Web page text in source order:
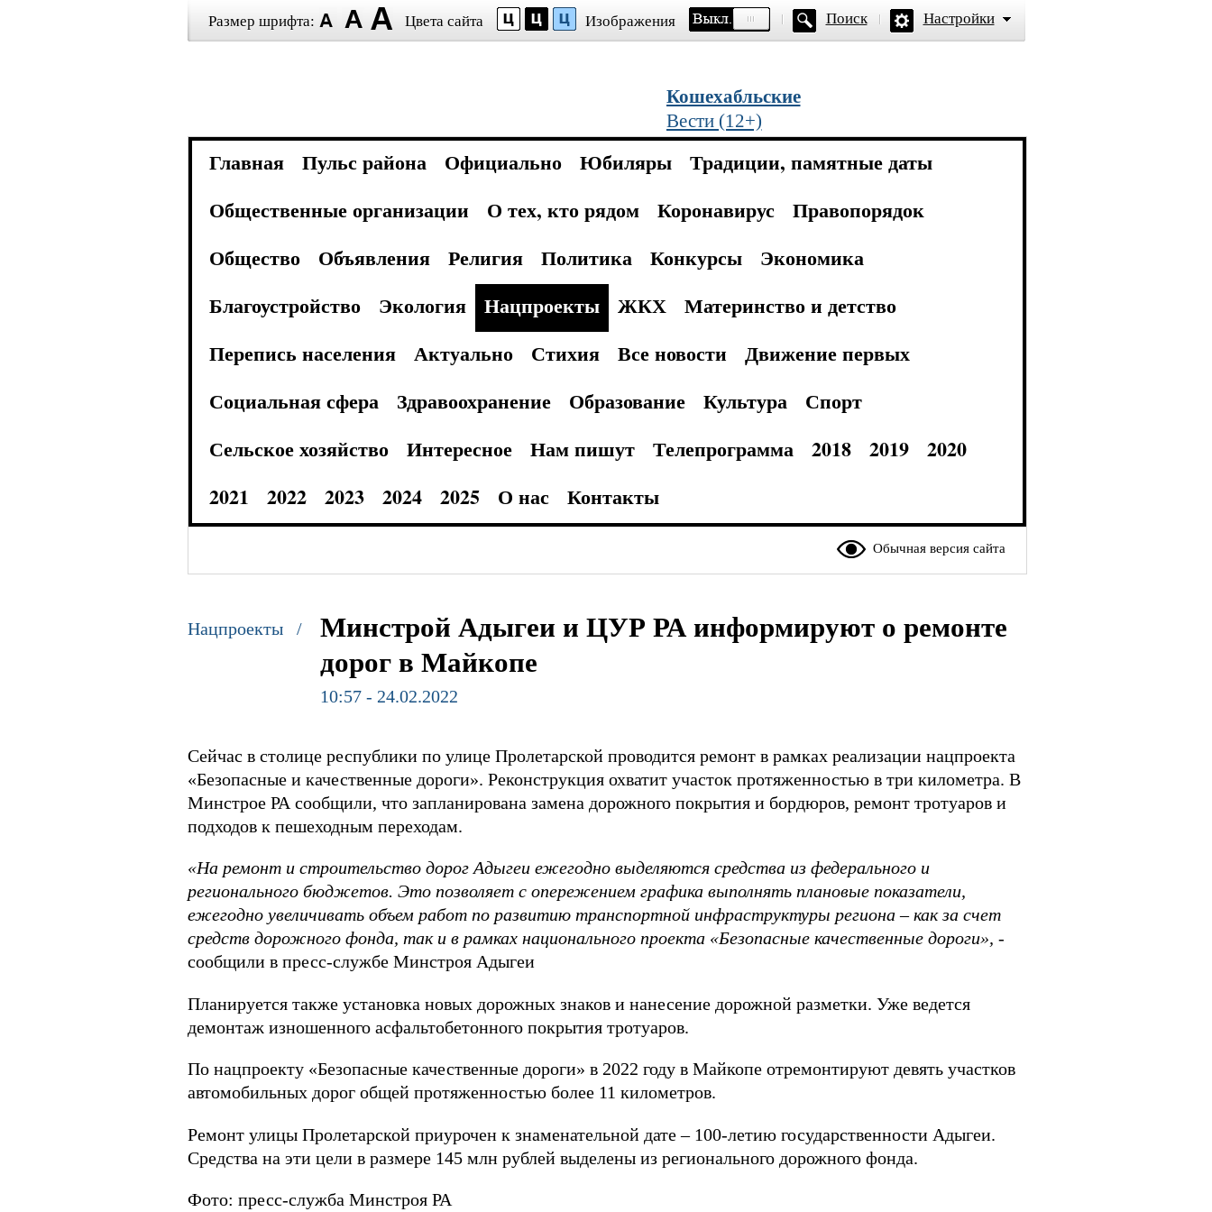
Размер шрифта: Цвета сайта Изображения Поиск Настройки
Кошехабльские
Вести (12+)
Главная Пульс района Официально Юбиляры
Традиции, памятные даты
Общественные организации
О тех, кто рядом Коронавирус
Правопорядок
Общество
Объявления Религия Политика Конкурсы
Экономика
Благоустройство
Экология Нацпроекты ЖКХ
Материнство и детство
Перепись населения
Актуально Стихия Все новости
Движение первых
Социальная сфера
Здравоохранение Образование Культура
Спорт
Сельское хозяйство
Интересное Нам пишут Телепрограмма 2018 2019
2020
2021
2022 2023 2024 2025 О нас Контакты
Обычная версия сайта
Нацпроекты /
Минстрой Адыгеи и ЦУР РА информируют о ремонте
дорог в Майкопе
10:57 - 24.02.2022
Сейчас в столице республики по улице Пролетарской проводится ремонт в рамках реализации нацпроекта
«Безопасные и качественные дороги». Реконструкция охватит участок протяженностью в три километра. В
Минстрое РА сообщили, что запланирована замена дорожного покрытия и бордюров, ремонт тротуаров и
подходов к пешеходным переходам.
«На ремонт и строительство дорог Адыгеи ежегодно выделяются средства из федерального и
регионального бюджетов. Это позволяет с опережением графика выполнять плановые показатели,
ежегодно увеличивать объем работ по развитию транспортной инфраструктуры региона – как за счет
средств дорожного фонда, так и в рамках национального проекта «Безопасные качественные дороги», -
сообщили в пресс-службе Минстроя Адыгеи
Планируется также установка новых дорожных знаков и нанесение дорожной разметки. Уже ведется
демонтаж изношенного асфальтобетонного покрытия тротуаров.
По нацпроекту «Безопасные качественные дороги» в 2022 году в Майкопе отремонтируют девять участков
автомобильных дорог общей протяженностью более 11 километров.
Ремонт улицы Пролетарской приурочен к знаменательной дате – 100-летию государственности Адыгеи.
Средства на эти цели в размере 145 млн рублей выделены из регионального дорожного фонда.
Фото: пресс-служба Минстроя РА